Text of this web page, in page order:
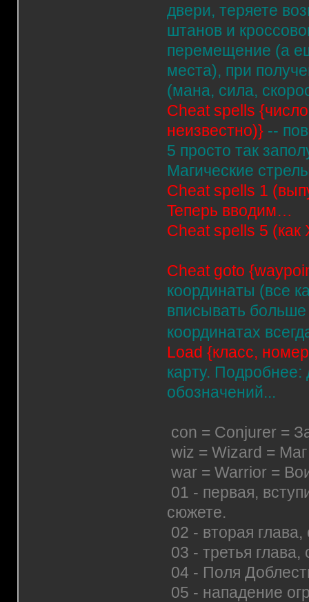
двери, теряете
штанов и
перемещение (а
места), при
(мана, сила,
Cheat spells
неизвестно)} --
5 просто так
Магические
Cheat spells 1
Teперь вводим…
Cheat spells 5
Cheat goto
координаты (все
вписывать
координатах
Load {класс,
карту.
обозначений...
con = Conjurer =
wiz = Wizard =
war = Warrior =
01 - первая,
сюжете.
02 - вторая
03 - третья
04 - Поля
05 - нападение